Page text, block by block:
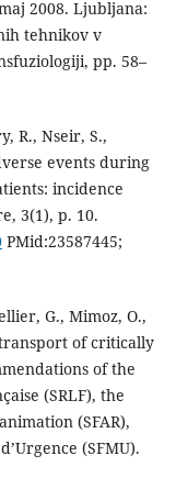
2008. Ljubljana:
tehnikov v
pp. 58–
R., Nseir, S.,
events during
incidence
3(1), p. 10.
PMid:23587445;
G., Mimoz, O.,
of critically
of the
(SRLF), the
(SFAR),
(SFMU).